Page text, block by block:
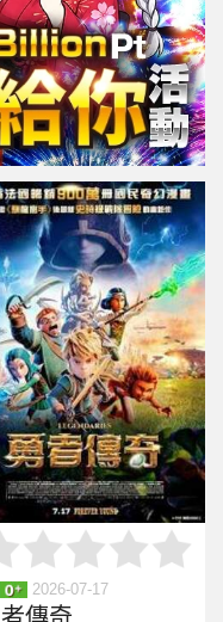
2026-07-17
傳奇